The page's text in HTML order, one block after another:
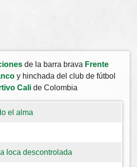
de la barra brava Frente
y hinchada del club de fútbol
Calide Colombia
el alma
loca descontrolada